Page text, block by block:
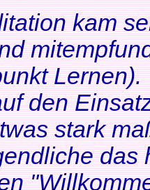
kam
Lernen).
den
stark
das